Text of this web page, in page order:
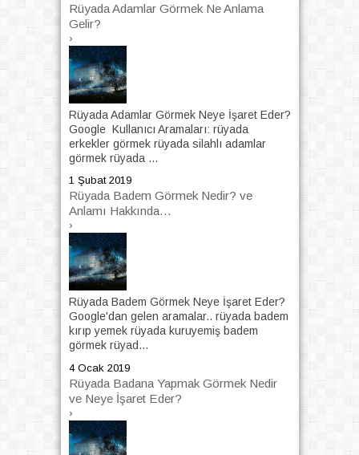
Rüyada Adamlar Görmek Ne Anlama
Gelir?
›
Rüyada Adamlar Görmek Neye İşaret Eder?
Google Kullanıcı Aramaları: rüyada
erkekler görmek rüyada silahlı adamlar
görmek rüyada ...
1 Şubat 2019
Rüyada Badem Görmek Nedir? ve
Anlamı Hakkında...
›
Rüyada Badem Görmek Neye İşaret Eder?
Google'dan gelen aramalar.. rüyada badem
kırıp yemek rüyada kuruyemiş badem
görmek rüyad...
4 Ocak 2019
Rüyada Badana Yapmak Görmek Nedir
ve Neye İşaret Eder?
›